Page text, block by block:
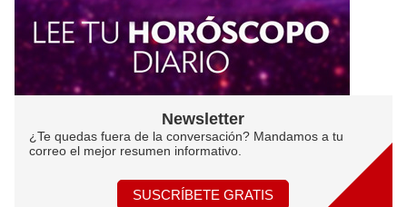
Newsletter
¿Te quedas fuera de la conversación? Mandamos a tu
correo el mejor resumen informativo.
SUSCRÍBETE GRATIS